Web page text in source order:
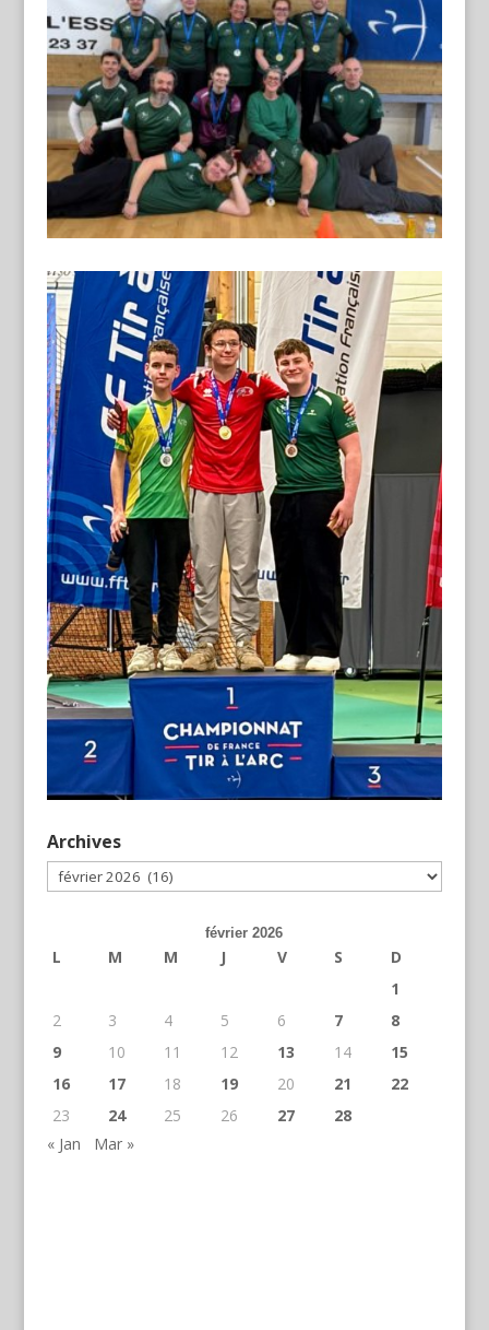
Archives
Archives
février 2026
L M M J V S
D
1
2
3 4 5 6 7
8
9
10 11 12 13 14
15
16
17 18 19 20 21
22
23
24 25 26 27
28
« Jan
Mar »